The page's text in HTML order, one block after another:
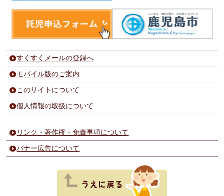
すくすくメールの登録へ
モバイル版のご案内
このサイトについて
個人情報の取扱について
リンク・著作権・免責事項について
バナー広告について